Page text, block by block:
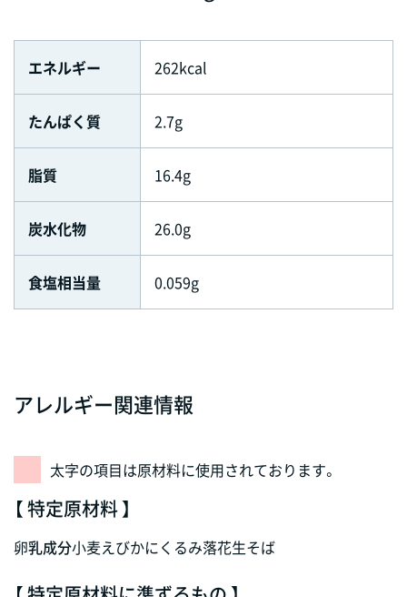
エネルギー 262kcal
たんぱく質 2.7g
脂質 16.4g
炭水化物 26.0g
食塩相当量 0.059g
アレルギー関連情報
太字の項目は原材料に使用されております。
【 特定原材料 】
卵乳成分小麦えびかにくるみ落花生そば